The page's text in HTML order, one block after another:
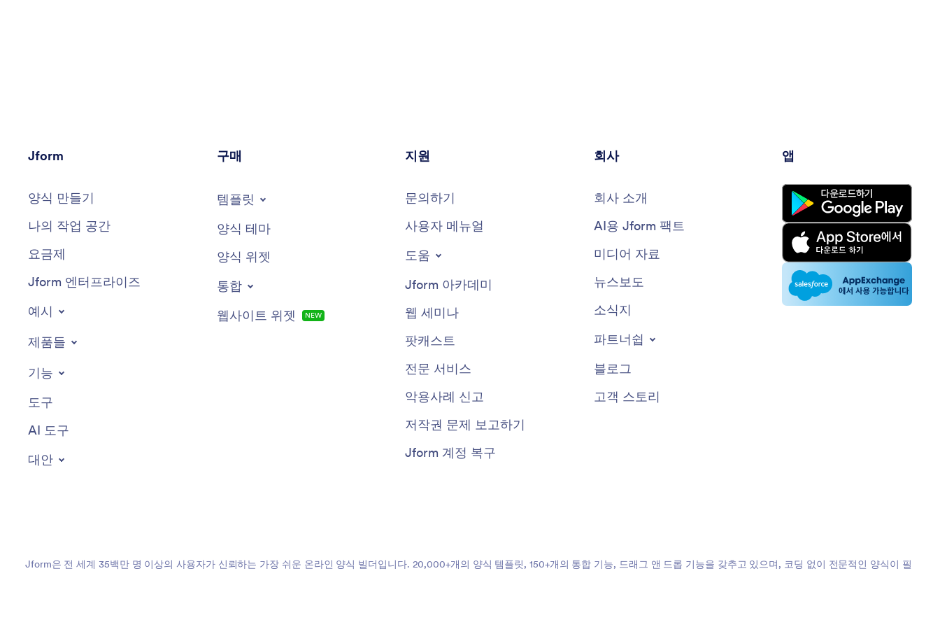
Jform
양식 만들기
나의 작업 공간
요금제
Jform 엔터프라이즈
예시
제품들
기능
도구
AI 도구
대안
구매
템플릿
양식 테마
양식 위젯
통합
웹사이트 위젯
NEW
지원
문의하기
사용자 메뉴얼
도움
Jform 아카데미
웹 세미나
팟캐스트
전문 서비스
악용사례 신고
저작권 문제 보고하기
Jform 계정 복구
회사
회사 소개
AI용 Jform 팩트
미디어 자료
뉴스보도
소식지
파트너쉽
블로그
고객 스토리
앱
Jform은 전 세계 35백만 명 이상의 사용자가 신뢰하는 가장 쉬운 온라인 양식 빌더입니다. 20,000+개의 양식 템플릿, 150+개의 통합 기능, 드래그 앤 드롭 기능을 갖추고 있으며, 코딩 없이 전문적인 양식이 필